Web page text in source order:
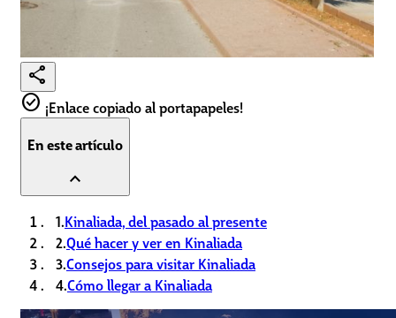
share
check_circle ¡Enlace copiado al portapapeles!
En este artículo
expand_less
1.Kinaliada, del pasado al presente
2.Qué hacer y ver en Kinaliada
3.Consejos para visitar Kinaliada
4.Cómo llegar a Kinaliada